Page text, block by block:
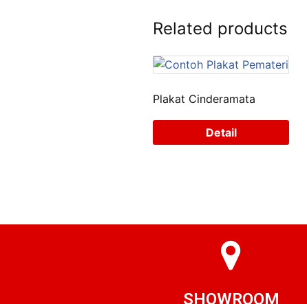
Related products
Plakat Cinderamata
Detail
SHOWROOM